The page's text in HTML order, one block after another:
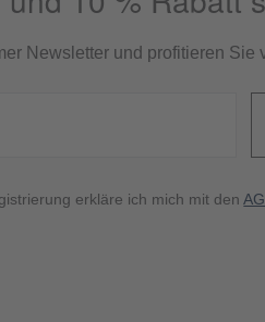
Newsletter und profitieren
erkläre ich mich mit den